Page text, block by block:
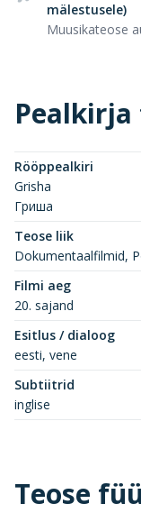
mälestusele)
Muusikateose
Rööppealkiri
Grisha
Гриша
Teose liik
Dokumentaalfilmid,
Filmi aeg
20. sajand
Esitlus / dialoog
eesti, vene
Subtiitrid
inglise
Teose